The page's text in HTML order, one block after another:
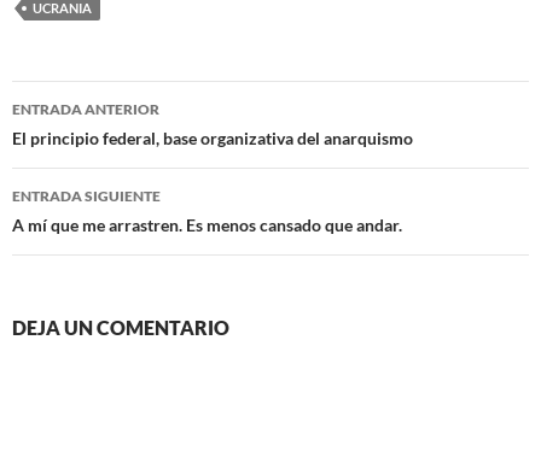
UCRANIA
Navegación
de
entradas
ENTRADA ANTERIOR
El principio federal, base organizativa del anarquismo
ENTRADA SIGUIENTE
A mí que me arrastren. Es menos cansado que andar.
DEJA UN COMENTARIO